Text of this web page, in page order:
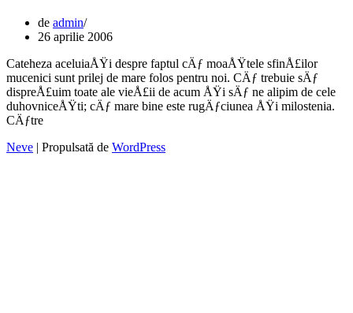
de admin
26 aprilie 2006
Cateheza aceluiaÅŸi despre faptul cÄƒ moaÅŸtele sfinÅ£ilor
mucenici sunt prilej de mare folos pentru noi. CÄƒ trebuie sÄƒ
dispreÅ£uim toate ale vieÅ£ii de acum ÅŸi sÄƒ ne alipim de cele
duhovniceÅŸti; cÄƒ mare bine este rugÄƒciunea ÅŸi milostenia.
CÄƒtre
Neve | Propulsată de WordPress